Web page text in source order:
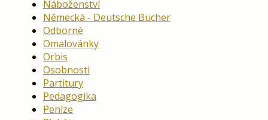
Náboženství
Německá - Deutsche Bücher
Odborné
Omalovánky
Orbis
Osobnosti
Partitury
Pedagogika
Peníze